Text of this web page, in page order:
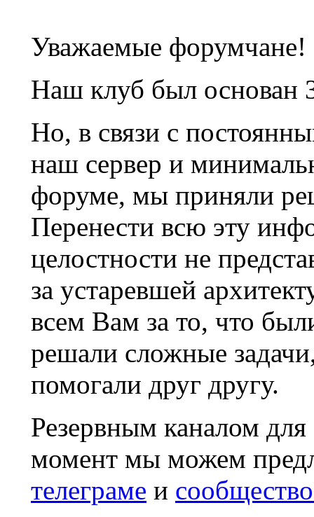
Уважаемые форумчане!
Наш клуб был основан
Но, в связи с
наш сервер и
форуме, мы приняли
Перенести всю эту
целостности не
за устаревшей
всем Вам за то, что
решали сложные
помогали друг другу.
Резервным каналом
момент мы можем
телеграме и